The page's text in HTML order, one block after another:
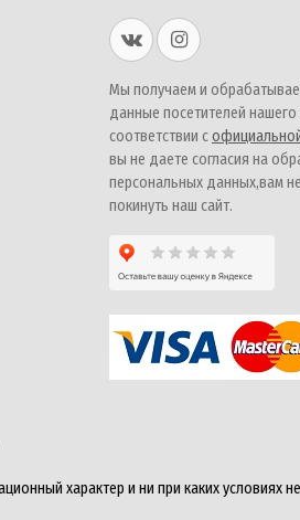
Мы получаем и
данные посетителей нашего
соответствии с
вы не даете согласия на
персональных данных,вам
покинуть наш сайт.
характер и ни при каких условиях